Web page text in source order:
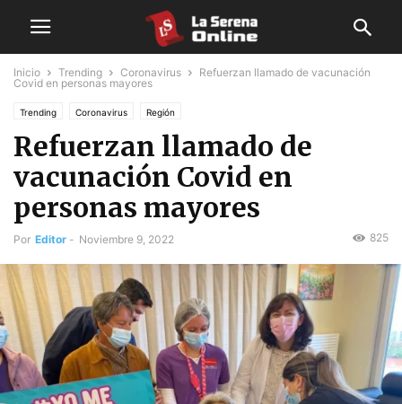
Inicio Trending Coronavirus
Refuerzan llamado de vacunación
Covid en personas mayores
Trending Coronavirus Región
Refuerzan llamado de
vacunación Covid en
personas mayores
Por Editor - Noviembre 9, 2022 825